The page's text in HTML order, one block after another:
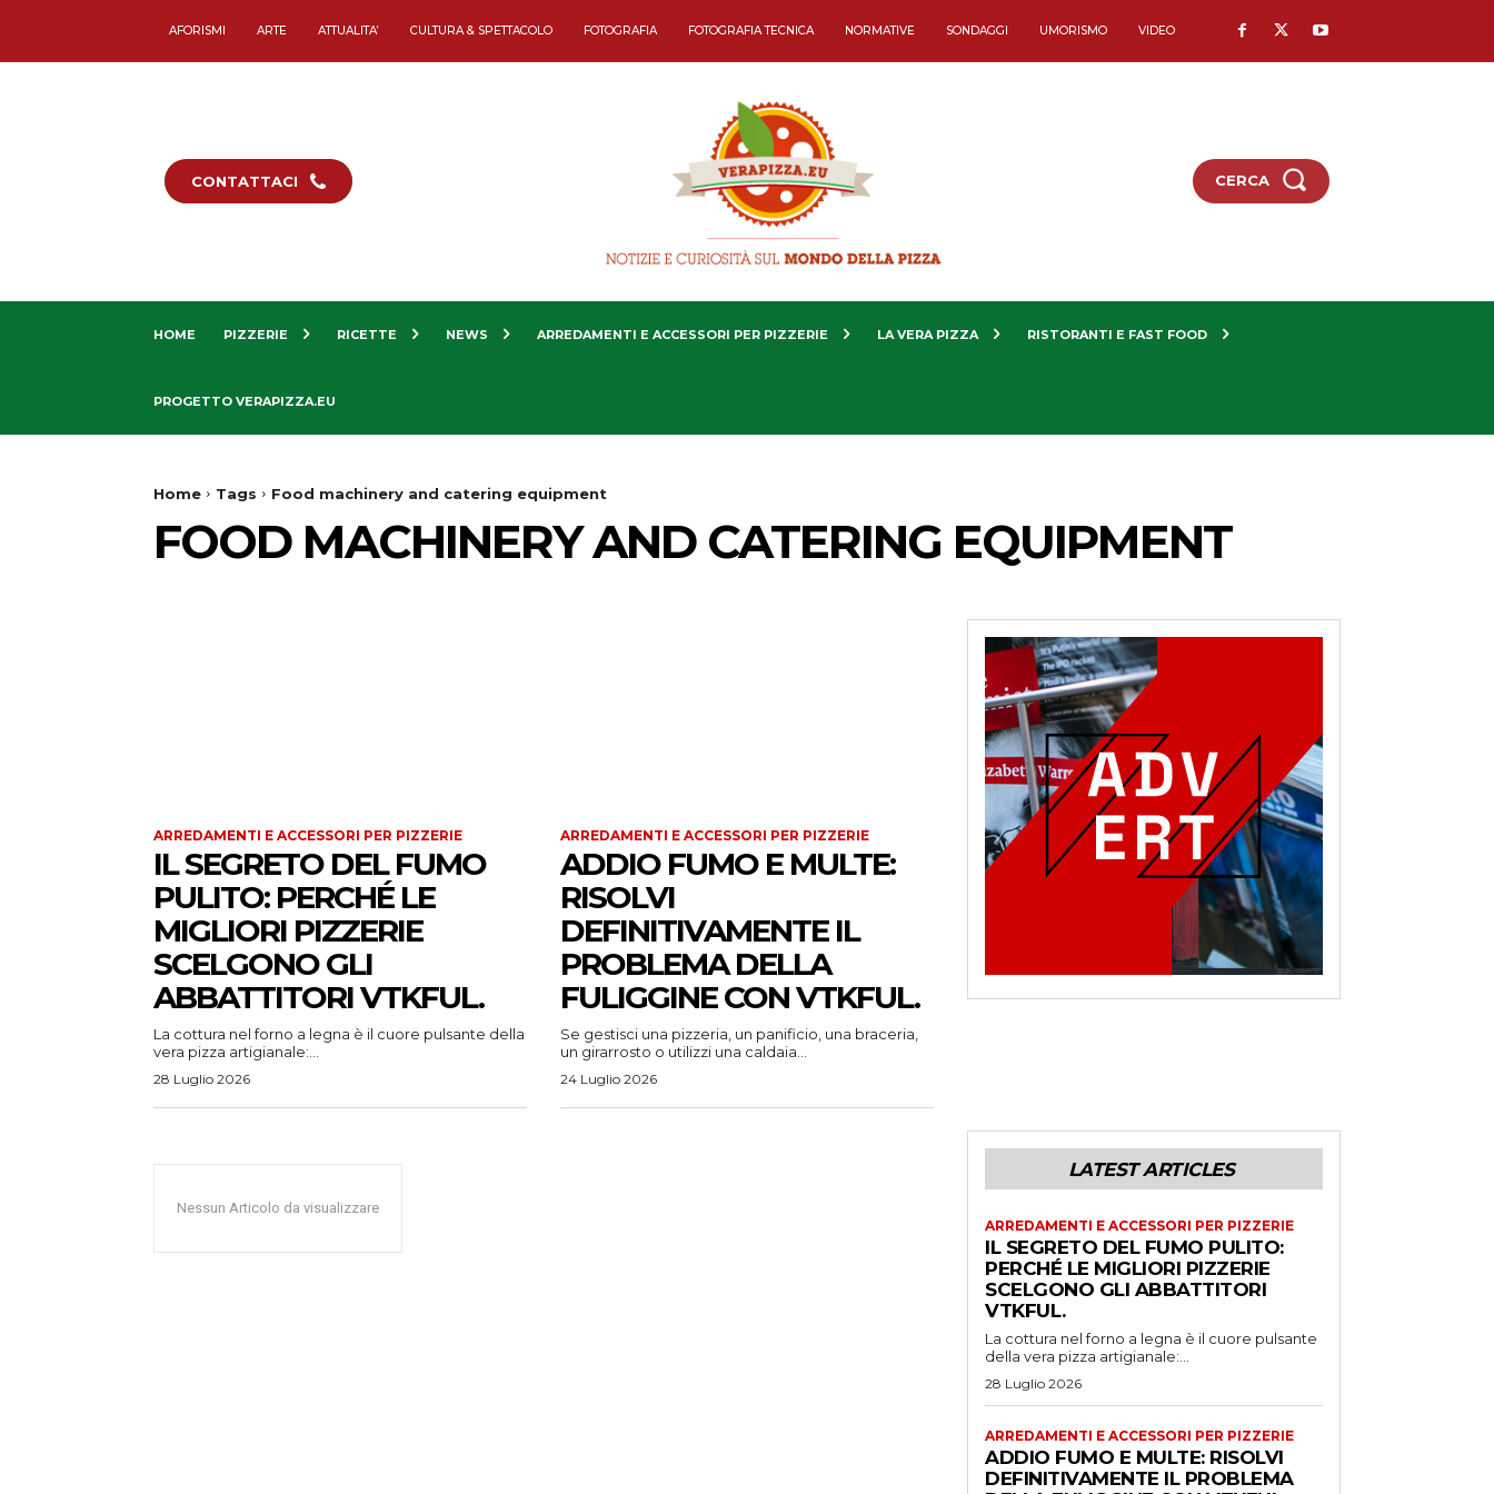
AFORISMI ARTE ATTUALITA’ CULTURA & SPETTACOLO FOTOGRAFIA FOTOGRAFIA TECNICA NORMATIVE SONDAGGI UMORISMO VIDEO
CONTATTACI CERCA
HOME PIZZERIE RICETTE NEWS ARREDAMENTI E ACCESSORI PER PIZZERIE LA VERA PIZZA RISTORANTI E FAST FOOD
PROGETTO VERAPIZZA.EU
Home Tags Food machinery and catering equipment
FOOD MACHINERY AND CATERING EQUIPMENT
ARREDAMENTI E ACCESSORI PER PIZZERIE
IL SEGRETO DEL FUMO
PULITO: PERCHÉ LE
MIGLIORI PIZZERIE
SCELGONO GLI
ABBATTITORI VTKFUL.
La cottura nel forno a legna è il cuore pulsante della
vera pizza artigianale:...
28 Luglio 2026
ARREDAMENTI E ACCESSORI PER PIZZERIE
ADDIO FUMO E MULTE:
RISOLVI
DEFINITIVAMENTE IL
PROBLEMA DELLA
FULIGGINE CON VTKFUL.
Se gestisci una pizzeria, un panificio, una braceria,
un girarrosto o utilizzi una caldaia...
24 Luglio 2026
Nessun Articolo da visualizzare
LATEST ARTICLES
ARREDAMENTI E ACCESSORI PER PIZZERIE
IL SEGRETO DEL FUMO PULITO:
PERCHÉ LE MIGLIORI PIZZERIE
SCELGONO GLI ABBATTITORI
VTKFUL.
La cottura nel forno a legna è il cuore pulsante
della vera pizza artigianale:...
28 Luglio 2026
ARREDAMENTI E ACCESSORI PER PIZZERIE
ADDIO FUMO E MULTE: RISOLVI
DEFINITIVAMENTE IL PROBLEMA